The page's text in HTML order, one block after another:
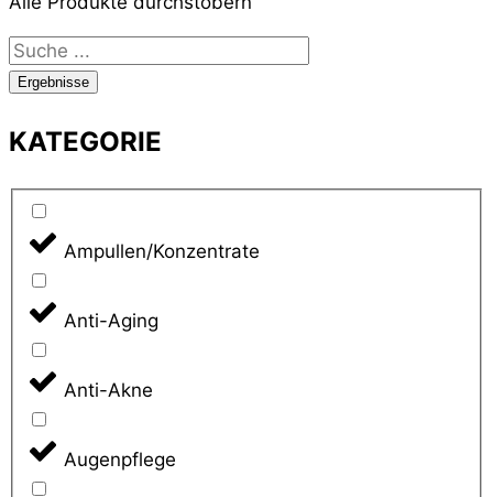
Search
...Ergebnisse
KATEGORIE
Ampullen/Konzentrate
Anti-Aging
Anti-Akne
Augenpflege